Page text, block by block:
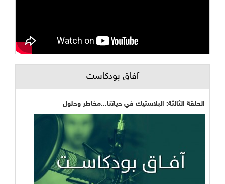
آفاق بودكاست
الحلقة الثالثة: البلاستيك في حياتنا...مخاطر وحلول